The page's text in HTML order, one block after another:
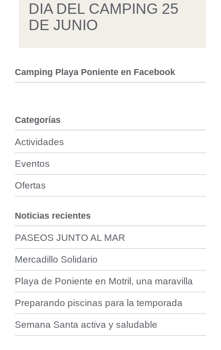
DIA DEL CAMPING 25
DE JUNIO
Camping Playa Poniente en Facebook
Categorías
Actividades
Eventos
Ofertas
Noticias recientes
PASEOS JUNTO AL MAR
Mercadillo Solidario
Playa de Poniente en Motril, una maravilla
Preparando piscinas para la temporada
Semana Santa activa y saludable